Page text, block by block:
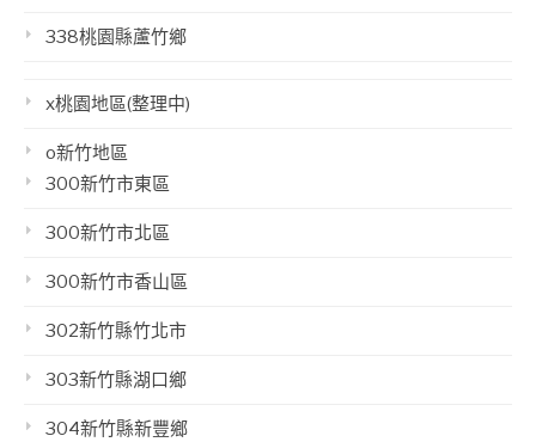
338桃園縣蘆竹鄉
x桃園地區(整理中)
o新竹地區
300新竹市東區
300新竹市北區
300新竹市香山區
302新竹縣竹北市
303新竹縣湖口鄉
304新竹縣新豐鄉